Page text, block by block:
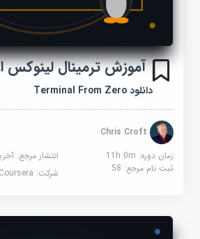
آموزش ترمینال لینوکس
دانلود Terminal From Zero
Chris Croft
زمان دوره: 11h 0m
انتشار مرجع:
ثبت نام مرجع:58 شرکت:Coursera (کورسرا)